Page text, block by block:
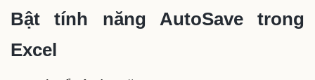
Bật tính năng AutoSave trong
Excel